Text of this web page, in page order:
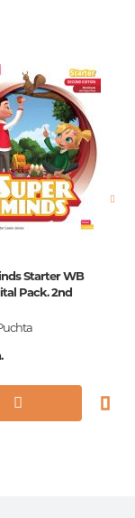
Каро
Английский
ոչ
224
О
Classical Literature
Starter WB
Pack. 2nd